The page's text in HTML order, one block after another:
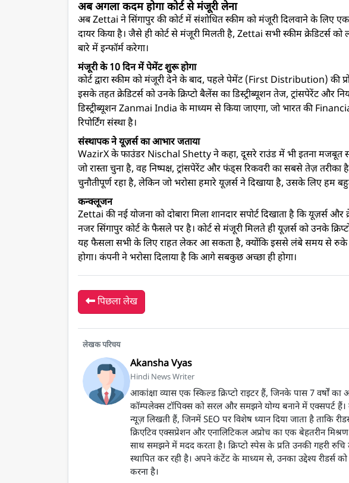
अब अगला कदम होगा कोर्ट से मंजूरी लेना
अब Zettai ने सिंगापुर की कोर्ट में संशोधित स्कीम को मंजूरी दिलवाने के लिए
दायर किया है। जैसे ही कोर्ट से मंजूरी मिलती है, Zettai सभी स्कीम क्रेडिटर्स
बारे में इन्फॉर्म करेगा।
मंजूरी के 10 दिन में पेमेंट शुरू होगा
कोर्ट द्वारा स्कीम को मंजूरी देने के बाद, पहले पेमेंट (First Distribution) की
इसके तहत क्रेडिटर्स को उनके क्रिप्टो बैलेंस का डिस्ट्रीब्यूशन तेज, ट्रांसपेरेंट और
डिस्ट्रीब्यूशन Zanmai India के माध्यम से किया जाएगा, जो भारत की
रिपोर्टिंग संस्था है।
संस्थापक ने यूज़र्स का आभार जताया
WazirX के फाउंडर Nischal Shetty ने कहा, दूसरे राउंड में भी इतना मजबूत
जो रास्ता चुना है, वह निष्पक्ष, ट्रांसपेरेंट और फंड्स रिकवरी का सबसे तेज़
चुनौतीपूर्ण रहा है, लेकिन जो भरोसा हमारे यूज़र्स ने दिखाया है, उसके लिए हम
कन्क्लूजन
Zettai की नई योजना को दोबारा मिला शानदार सपोर्ट दिखाता है कि यूज़र्स
नजर सिंगापुर कोर्ट के फैसले पर है। कोर्ट से मंजूरी मिलते ही यूज़र्स को उनके
यह फैसला सभी के लिए राहत लेकर आ सकता है, क्योंकि इससे लंबे समय से रुके
होगा। कंपनी ने भरोसा दिलाया है कि आगे सबकुछ अच्छा ही होगा।
पिछला लेख
लेखक परिचय
Akansha Vyas
Hindi News Writer
आकांक्षा व्यास एक स्किल्ड क्रिप्टो राइटर हैं, जिनके पास 7
कॉम्पलेक्स टॉपिक्स को सरल और समझने योग्य बनाने में एक्सपर्ट
न्यूज़ लिखती हैं, जिनमें SEO पर विशेष ध्यान दिया जाता है ताकि
क्रिएटिव एक्सप्रेशन और एनालिटिकल अप्रोच का एक बेहतरीन
साथ समझने में मदद करता है। क्रिप्टो स्पेस के प्रति उनकी गहरी
स्थापित कर रही है। अपने कंटेंट के माध्यम से, उनका उद्देश्य रीडर्स को
करना है।